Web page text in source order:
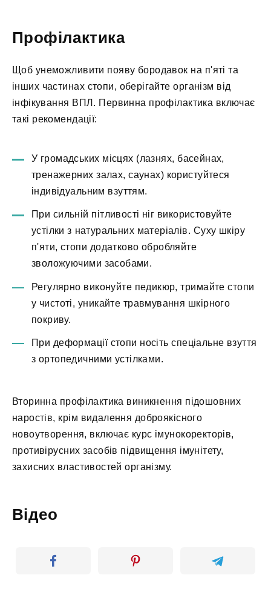
Профілактика
Щоб унеможливити появу бородавок на п'яті та
інших частинах стопи, оберігайте організм від
інфікування ВПЛ. Первинна профілактика включає
такі рекомендації:
У громадських місцях (лазнях, басейнах,
тренажерних залах, саунах) користуйтеся
індивідуальним взуттям.
При сильній пітливості ніг використовуйте
устілки з натуральних матеріалів. Суху шкіру
п'яти, стопи додатково обробляйте
зволожуючими засобами.
Регулярно виконуйте педикюр, тримайте стопи
у чистоті, уникайте травмування шкірного
покриву.
При деформації стопи носіть спеціальне взуття
з ортопедичними устілками.
Вторинна профілактика виникнення підошовних
наростів, крім видалення доброякісного
новоутворення, включає курс імунокоректорів,
противірусних засобів підвищення імунітету,
захисних властивостей організму.
Відео